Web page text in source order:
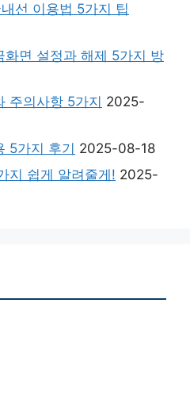
선 이용법 5가지 팁
화면 설정과 해제 5가지 방
주의사항 5가지 2025-
5가지 후기 2025-08-18
지 쉽게 알려줄게! 2025-